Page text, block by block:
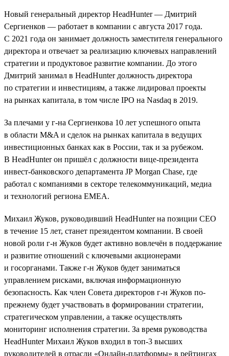
Новый генеральный директор HeadHunter — Дмитрий
Сергиенков — работает в компании с августа 2017 года.
C 2021 года он занимает должность заместителя генерального
директора и отвечает за реализацию ключевых направлений
стратегии и продуктовое развитие компании. До этого
Дмитрий занимал в HeadHunter должность директора
по стратегии и инвестициям, а также лидировал проекты
на рынках капитала, в том числе IPO на Nasdaq в 2019.
За плечами у г-на Сергиенкова 10 лет успешного опыта
в области M&A и сделок на рынках капитала в ведущих
инвестиционных банках как в России, так и за рубежом.
В HeadHunter он пришёл с должности вице-президента
инвест-банковского департамента JP Morgan Chase, где
работал с компаниями в секторе телекоммуникаций, медиа
и технологий региона EMEA.
Михаил Жуков, руководивший HeadHunter на позиции CEO
в течение 15 лет, станет президентом компании. В своей
новой роли г-н Жуков будет активно вовлечён в поддержание
и развитие отношений с ключевыми акционерами
и госорганами. Также г-н Жуков будет заниматься
управлением рисками, включая информационную
безопасность. Как член Совета директоров г-н Жуков по-
прежнему будет участвовать в формировании стратегии,
стратегическом управлении, а также осуществлять
мониторинг исполнения стратегии. За время руководства
HeadHunter Михаил Жуков входил в топ-3 высших
руководителей в отрасли «Онлайн-платформы» в рейтингах